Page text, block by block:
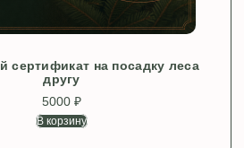
сертификат на посадку леса
другу
5000 ₽
В корзину